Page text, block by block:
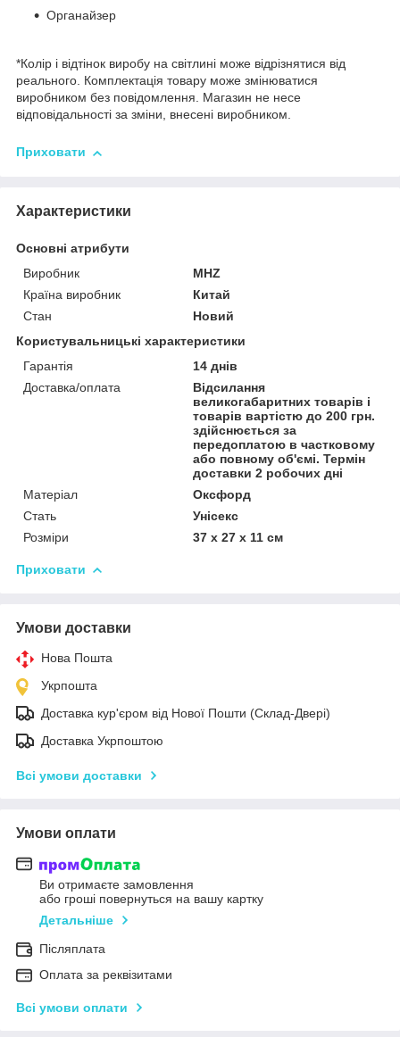
Органайзер
*Колір і відтінок виробу на світлині може відрізнятися від
реального. Комплектація товару може змінюватися
виробником без повідомлення. Магазин не несе
відповідальності за зміни, внесені виробником.
Приховати
Характеристики
Основні атрибути
Виробник
MHZ
Країна виробник
Китай
Стан
Новий
Користувальницькі характеристики
Гарантія
14 днів
Доставка/оплата
Відсилання
великогабаритних товарів і
товарів вартістю до 200 грн.
здійснюється за
передоплатою в частковому
або повному об'ємі. Термін
доставки 2 робочих дні
Матеріал
Оксфорд
Стать
Унісекс
Розміри
37 х 27 х 11 см
Приховати
Умови доставки
Нова Пошта
Укрпошта
Доставка кур'єром від Нової Пошти (Склад-Двері)
Доставка Укрпоштою
Всі умови доставки
Умови оплати
Ви отримаєте замовлення
або гроші повернуться на вашу картку
Детальніше
Післяплата
Оплата за реквізитами
Всі умови оплати